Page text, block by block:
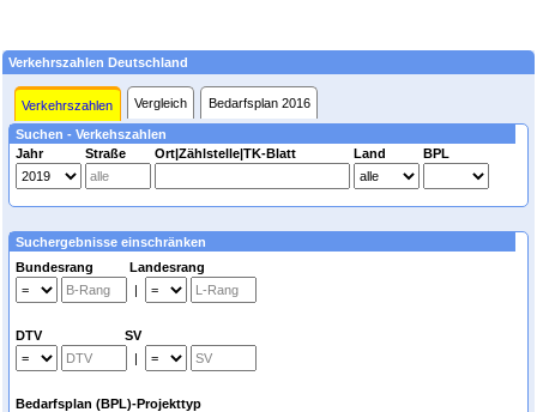
Verkehrszahlen Deutschland
Verkehrszahlen Vergleich Bedarfsplan 2016
Suchen - Verkehszahlen
Jahr
Straße Ort|Zählstelle|TK-Blatt Land BPL
Suchergebnisse einschränken
Bundesrang Landesrang
|
DTV SV
|
Bedarfsplan (BPL)-Projekttyp